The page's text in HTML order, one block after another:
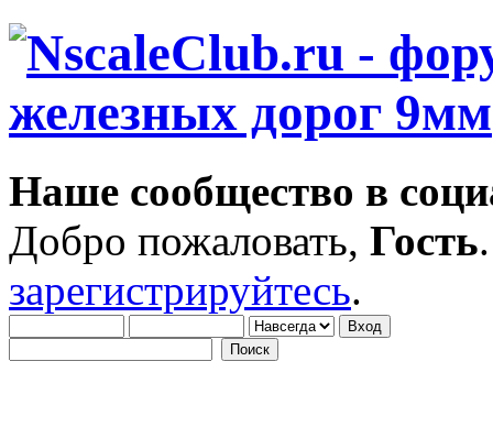
Наше сообщество в
Добро пожаловать, Гость
зарегистрируйтесь.